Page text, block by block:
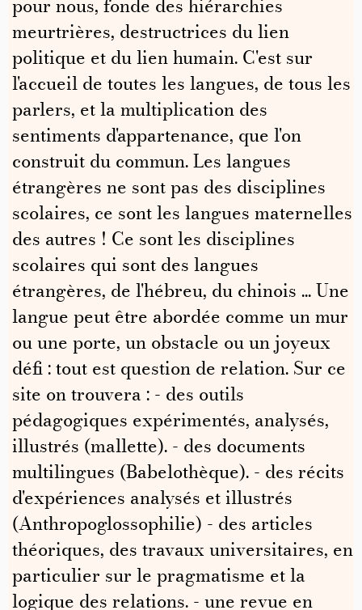
pour nous, fonde des hiérarchies
meurtrières, destructrices du lien
politique et du lien humain. C'est sur
l'accueil de toutes les langues, de tous les
parlers, et la multiplication des
sentiments d'appartenance, que l'on
construit du commun. Les langues
étrangères ne sont pas des disciplines
scolaires, ce sont les langues maternelles
des autres ! Ce sont les disciplines
scolaires qui sont des langues
étrangères, de l'hébreu, du chinois ... Une
langue peut être abordée comme un mur
ou une porte, un obstacle ou un joyeux
défi : tout est question de relation. Sur ce
site on trouvera : - des outils
pédagogiques expérimentés, analysés,
illustrés (mallette). - des documents
multilingues (Babelothèque). - des récits
d'expériences analysés et illustrés
(Anthropoglossophilie) - des articles
théoriques, des travaux universitaires, en
particulier sur le pragmatisme et la
logique des relations. - une revue en